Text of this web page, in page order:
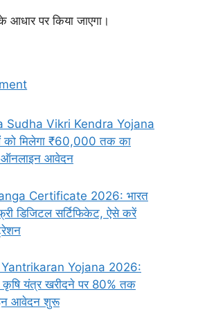
आधार पर किया जाएगा।
Sudha Vikri Kendra Yojana
को मिलेगा ₹60,000 तक का
आवेदन
Certificate 2026: भारत
डिजिटल सर्टिफिकेट, ऐसे करें
Yojana 2026:
कृषि यंत्र खरीदने पर 80% तक
आवेदन शुरू